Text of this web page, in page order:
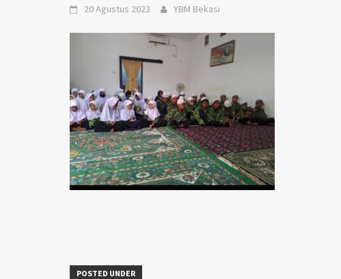
20 Agustus 2023 YBM Bekasi
POSTED UNDER